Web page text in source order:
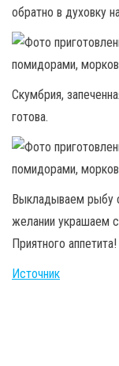
обратно в духовку
Скумбрия,
готова.
Выкладываем рыбу
желании украшаем
Приятного аппетита!
Источник